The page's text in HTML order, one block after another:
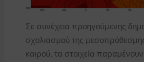
Σε συνέχεια προηγούμενης
σχολιασμού της
καιρού, τα στοιχεία